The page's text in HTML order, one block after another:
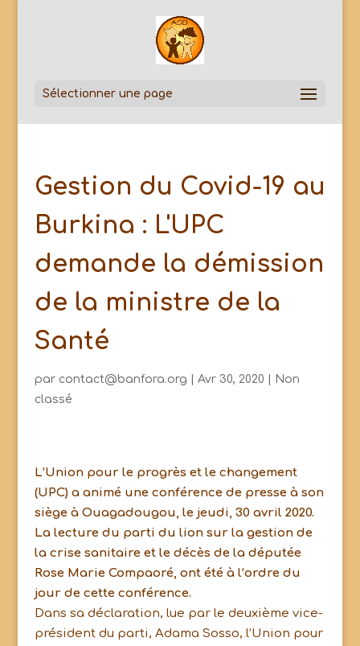
Sélectionner une page
Gestion du Covid-19 au
Burkina : L'UPC
demande la démission
de la ministre de la
Santé
par contact@banfora.org Avr 30, 2020
Non
classé
L’Union pour le progrès et le changement
(UPC) a animé une conférence de presse à son
siège à Ouagadougou, le jeudi, 30 avril 2020.
La lecture du parti du lion sur la gestion de
la crise sanitaire et le décès de la députée
Rose Marie Compaoré, ont été à l’ordre du
jour de cette conférence.
Dans sa déclaration, lue par le deuxième vice-
président du parti, Adama Sosso, l’Union pour